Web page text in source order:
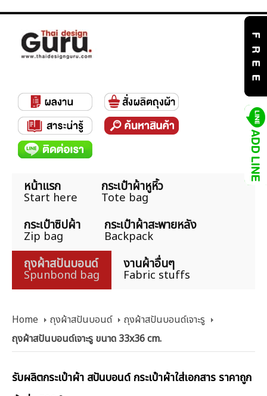
หน้าแรก
Start here
กระเป๋าผ้าหูหิ้ว
Tote bag
กระเป๋าซิปผ้า
Zip bag
กระเป๋าผ้าสะพายหลัง
Backpack
ถุงผ้าสปันบอนด์
Spunbond bag
งานผ้าอื่นๆ
Fabric stuffs
Home ถุงผ้าสปันบอนด์
ถุงผ้าสปันบอนด์เจาะรู
ถุงผ้าสปันบอนด์เจาะรู ขนาด 33x36 cm.
รับผลิตกระเป๋าผ้า สปันบอนด์ กระเป๋าผ้าใส่เอกสาร ราคาถูก